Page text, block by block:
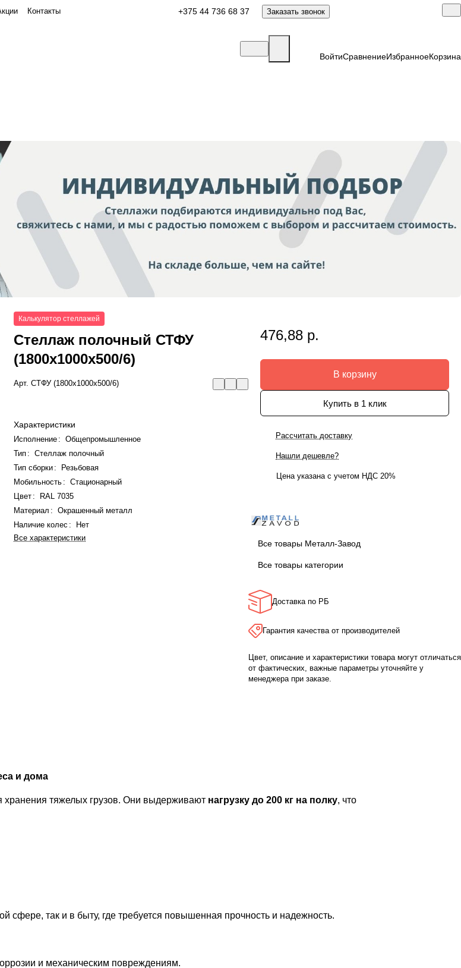
Контакты +375 44 736 68 37 Заказать звонок
ВойтиСравнениеИзбранноеКорзина
Калькулятор стеллажей
Стеллаж полочный СТФУ
(1800x1000x500/6)
Арт.СТФУ (1800x1000x500/6)
Характеристики
Исполнение :
Общепромышленное
Тип :
Стеллаж полочный
Тип сборки:
Резьбовая
Мобильность :
Стационарный
Цвет :
RAL 7035
Материал :
Окрашенный металл
Наличие колес :
Нет
Все характеристики
476,88 р.
В корзину
Купить в 1 клик
Рассчитать доставку
Нашли дешевле?
Цена указана с учетом НДС 20%
Все товары Металл-Завод
Все товары категории
Доставка по РБ
Гарантия качества от производителей
Цвет, описание и характеристики товара могут отличаться
от фактических, важные параметры уточняйте у
менеджера при заказе.
и дома
тяжелых грузов. Они выдерживают нагрузку до 200 кг на полку, что
так и в быту, где требуется повышенная прочность и надежность.
и механическим повреждениям.